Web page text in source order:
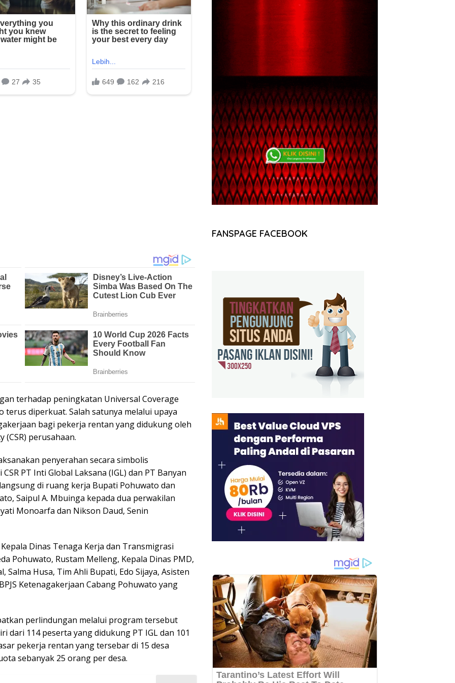
terhadap peningkatan Universal Coverage
terus diperkuat. Salah satunya melalui upaya
bagi pekerja rentan yang didukung oleh
perusahaan.
penyerahan secara simbolis
PT Inti Global Laksana (IGL) dan PT Banyan
di ruang kerja Bupati Pohuwato dan
Saipul A. Mbuinga kepada dua perwakilan
Monoarfa dan Nikson Daud, Senin
Dinas Tenaga Kerja dan Transmigrasi
Pohuwato, Rustam Melleng, Kepala Dinas PMD,
Husa, Tim Ahli Bupati, Edo Sijaya, Asisten
Ketenagakerjaan Cabang Pohuwato yang
perlindungan melalui program tersebut
dari 114 peserta yang didukung PT IGL dan 101
pekerja rentan yang tersebar di 15 desa
sebanyak 25 orang per desa.
FANSPAGE FACEBOOK